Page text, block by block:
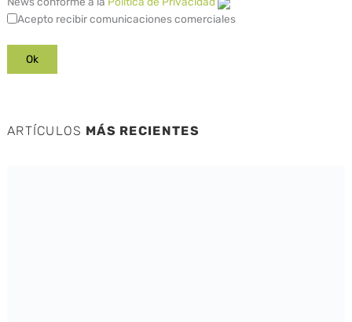
Acepto recibir comunicaciones comerciales
ARTÍCULOS MÁS RECIENTES